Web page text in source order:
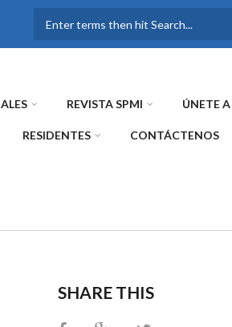
FORMULARIO DE
REVISTA SPMI ÚNETE
RESIDENTES CONTÁCTENOS
SHARE THIS